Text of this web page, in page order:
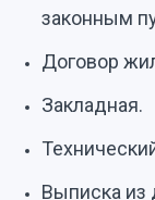
законным
Договор
Закладная.
Выписка из